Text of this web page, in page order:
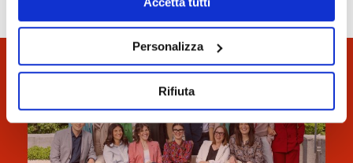
Personalizza
Rifiuta